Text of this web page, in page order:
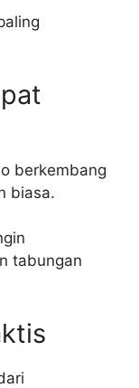
berkembang
biasa.
tabungan